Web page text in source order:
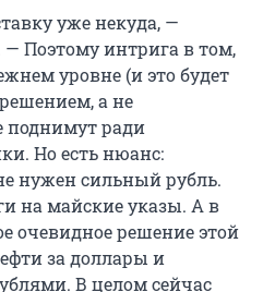
уже некуда, —
— Поэтому интрига в том,
уровне (и это будет
а не
поднимут ради
Но есть нюанс:
нужен сильный рубль.
на майские указы. А в
очевидное решение этой
за доллары и
В целом сейчас